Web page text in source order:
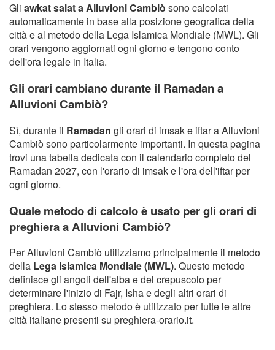
Gli awkat salat a Alluvioni Cambiò sono calcolati
automaticamente in base alla posizione geografica della
città e al metodo della Lega Islamica Mondiale (MWL). Gli
orari vengono aggiornati ogni giorno e tengono conto
dell'ora legale in Italia.
Gli orari cambiano durante il Ramadan a
Alluvioni Cambiò?
Sì, durante il Ramadan gli orari di imsak e iftar a Alluvioni
Cambiò sono particolarmente importanti. In questa pagina
trovi una tabella dedicata con il calendario completo del
Ramadan 2027, con l'orario di imsak e l'ora dell'iftar per
ogni giorno.
Quale metodo di calcolo è usato per gli orari di
preghiera a Alluvioni Cambiò?
Per Alluvioni Cambiò utilizziamo principalmente il metodo
della Lega Islamica Mondiale (MWL). Questo metodo
definisce gli angoli dell'alba e del crepuscolo per
determinare l'inizio di Fajr, Isha e degli altri orari di
preghiera. Lo stesso metodo è utilizzato per tutte le altre
città italiane presenti su preghiera-orario.it.